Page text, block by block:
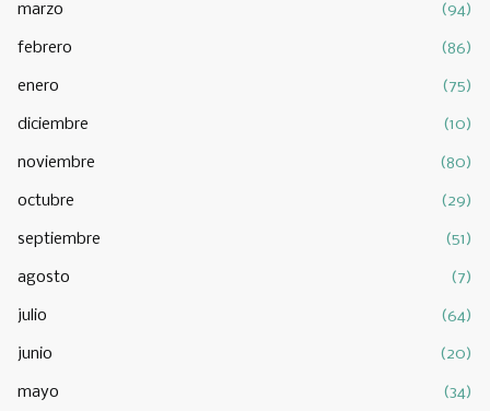
marzo (94)
febrero (86)
enero (75)
diciembre (10)
noviembre (80)
octubre (29)
septiembre (51)
agosto (7)
julio (64)
junio (20)
mayo (34)